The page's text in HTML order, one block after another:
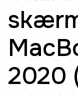
2020